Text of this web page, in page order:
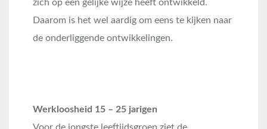
zich op een gelijke wijze heeft ontwikkeld.
Daarom is het wel aardig om eens te kijken naar
de onderliggende ontwikkelingen.
Werkloosheid 15 – 25 jarigen
Voor de jongste leeftijdsgroep ziet de